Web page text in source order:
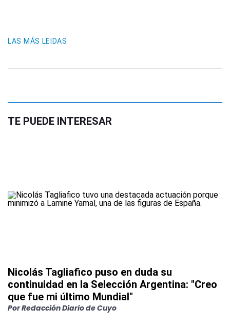
LAS MÁS LEIDAS
TE PUEDE INTERESAR
Nicolás Tagliafico puso en duda su
continuidad en la Selección Argentina: "Creo
que fue mi último Mundial"
PorRedacción Diario de Cuyo